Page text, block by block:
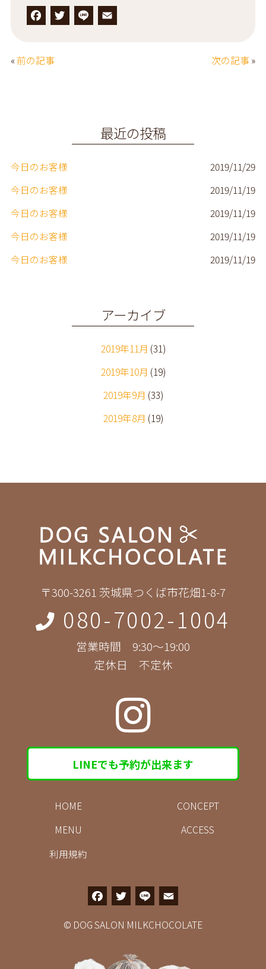
F
c
T L
«前の記事 次の記事»
最近の投稿
今日のお客様
2019/11/29
今日のお客様
2019/11/19
今日のお客様
2019/11/19
今日のお客様
2019/11/19
今日のお客様
2019/11/19
アーカイブ
2019年11月 (31)
2019年10月 (19)
2019年9月 (33)
2019年8月 (19)
〒300-3261 茨城県つくば市花畑1-8-7
080-7002-1004
営業時間 9:30～19:00
定休日 不定休
LINEでも予約が出来ます
HOME
CONCEPT
MENU
ACCESS
利用規約
F
a
c
e
T
w
it
t
L
i
n
m
a
© DOG SALON MILKCHOCOLATE